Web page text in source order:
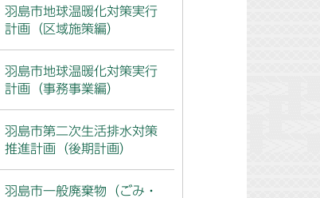
羽島市地球温暖化対策実行
計画（区域施策編）
羽島市地球温暖化対策実行
計画（事務事業編）
羽島市第二次生活排水対策
推進計画（後期計画）
羽島市一般廃棄物（ごみ・